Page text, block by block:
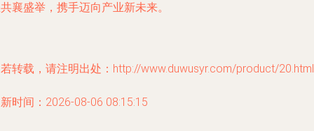
襄盛举，携手迈向产业新未来。
转载，请注明出处：http://www.duwusyr.com/product/20.html
时间：2026-08-06 08:15:15